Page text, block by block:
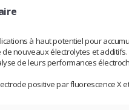
à haut potentiel pour
nouveaux électrolytes et
de leurs performances
positive par fluorescence X et